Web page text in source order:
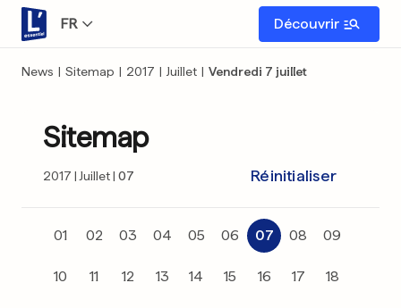
FR Découvrir
News | Sitemap | 2017 | Juillet | Vendredi 7 juillet
Sitemap
2017 Juillet 07 Réinitialiser
01 02 03 04 05 06 07 08 09
10 11 12 13 14 15 16 17 18